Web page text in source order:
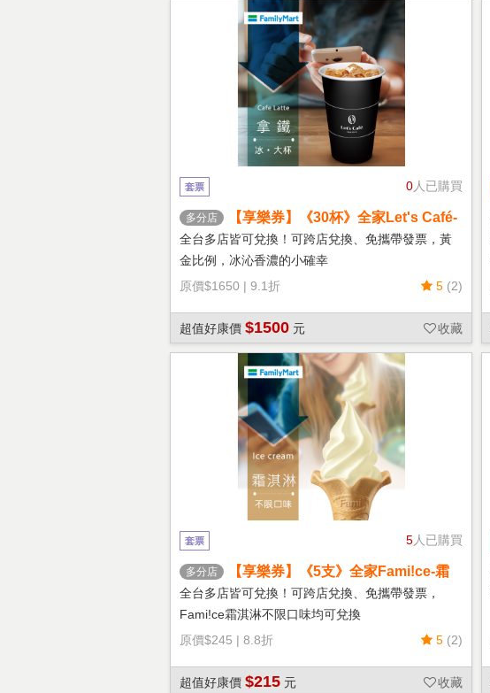
0人已購買
套票
多分店
【享樂券】《30杯》全家Let's Café-
冰拿鐵(大杯)
全台多店皆可兌換！可跨店兌換、免攜帶發票，黃
金比例，冰沁香濃的小確幸
原價$1650 | 9.1折 5 (2)
超值好康價 $1500 元 收藏
5人已購買
套票
多分店
【享樂券】《5支》全家Fami!ce-霜
淇淋(口味不限)
全台多店皆可兌換！可跨店兌換、免攜帶發票，
Fami!ce霜淇淋不限口味均可兌換
原價$245 | 8.8折 5 (2)
超值好康價 $215 元 收藏